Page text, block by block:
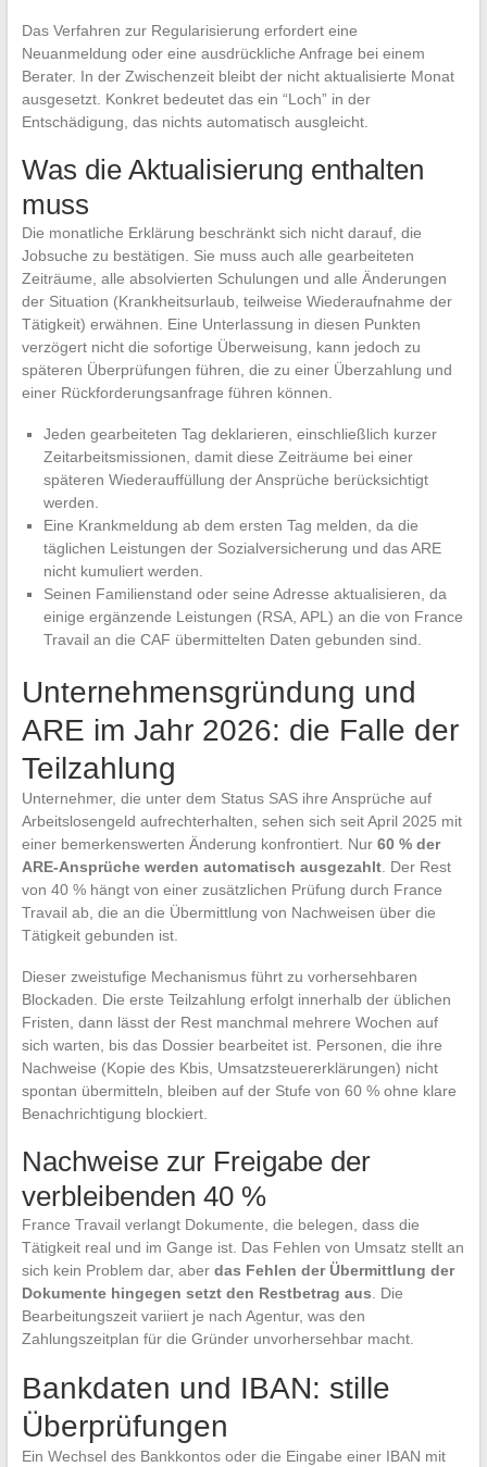
Das Verfahren zur Regularisierung erfordert eine
Neuanmeldung oder eine ausdrückliche Anfrage bei einem
Berater. In der Zwischenzeit bleibt der nicht aktualisierte Monat
ausgesetzt. Konkret bedeutet das ein “Loch” in der
Entschädigung, das nichts automatisch ausgleicht.
Was die Aktualisierung enthalten
muss
Die monatliche Erklärung beschränkt sich nicht darauf, die
Jobsuche zu bestätigen. Sie muss auch alle gearbeiteten
Zeiträume, alle absolvierten Schulungen und alle Änderungen
der Situation (Krankheitsurlaub, teilweise Wiederaufnahme der
Tätigkeit) erwähnen. Eine Unterlassung in diesen Punkten
verzögert nicht die sofortige Überweisung, kann jedoch zu
späteren Überprüfungen führen, die zu einer Überzahlung und
einer Rückforderungsanfrage führen können.
Jeden gearbeiteten Tag deklarieren, einschließlich kurzer
Zeitarbeitsmissionen, damit diese Zeiträume bei einer
späteren Wiederauffüllung der Ansprüche berücksichtigt
werden.
Eine Krankmeldung ab dem ersten Tag melden, da die
täglichen Leistungen der Sozialversicherung und das ARE
nicht kumuliert werden.
Seinen Familienstand oder seine Adresse aktualisieren, da
einige ergänzende Leistungen (RSA, APL) an die von France
Travail an die CAF übermittelten Daten gebunden sind.
Unternehmensgründung und
ARE im Jahr 2026: die Falle der
Teilzahlung
Unternehmer, die unter dem Status SAS ihre Ansprüche auf
Arbeitslosengeld aufrechterhalten, sehen sich seit April 2025 mit
einer bemerkenswerten Änderung konfrontiert. Nur 60 % der
ARE-Ansprüche werden automatisch ausgezahlt. Der Rest
von 40 % hängt von einer zusätzlichen Prüfung durch France
Travail ab, die an die Übermittlung von Nachweisen über die
Tätigkeit gebunden ist.
Dieser zweistufige Mechanismus führt zu vorhersehbaren
Blockaden. Die erste Teilzahlung erfolgt innerhalb der üblichen
Fristen, dann lässt der Rest manchmal mehrere Wochen auf
sich warten, bis das Dossier bearbeitet ist. Personen, die ihre
Nachweise (Kopie des Kbis, Umsatzsteuererklärungen) nicht
spontan übermitteln, bleiben auf der Stufe von 60 % ohne klare
Benachrichtigung blockiert.
Nachweise zur Freigabe der
verbleibenden 40 %
France Travail verlangt Dokumente, die belegen, dass die
Tätigkeit real und im Gange ist. Das Fehlen von Umsatz stellt an
sich kein Problem dar, aber das Fehlen der Übermittlung der
Dokumente hingegen setzt den Restbetrag aus. Die
Bearbeitungszeit variiert je nach Agentur, was den
Zahlungszeitplan für die Gründer unvorhersehbar macht.
Bankdaten und IBAN: stille
Überprüfungen
Ein Wechsel des Bankkontos oder die Eingabe einer IBAN mit